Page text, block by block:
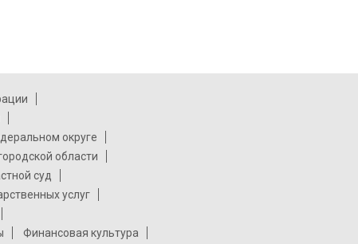
округе
области
суд
услуг
Финансовая культура